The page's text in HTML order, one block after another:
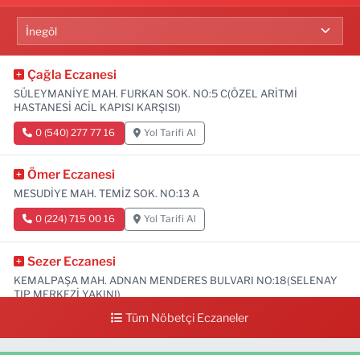
Çağla Eczanesi
SÜLEYMANİYE MAH. FURKAN SOK. NO:5 C(ÖZEL ARİTMİ
HASTANESİ ACİL KAPISI KARŞISI)
0 (540) 277 77 16 Yol Tarifi Al
Ömer Eczanesi
MESUDİYE MAH. TEMİZ SOK. NO:13 A
0 (224) 715 00 16 Yol Tarifi Al
Sezer Eczanesi
KEMALPAŞA MAH. ADNAN MENDERES BULVARI NO:18(SELENAY
TIP MERKEZİ YAKINI)
0 (224) 711 64 49 Yol Tarifi Al
Tüm Nöbetçi Eczaneler